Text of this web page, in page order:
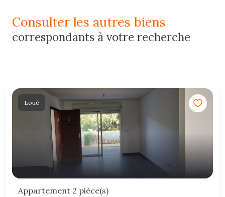
consulter les autres biens
correspondants à votre recherche
Loué
Appartement 2 pièce(s)